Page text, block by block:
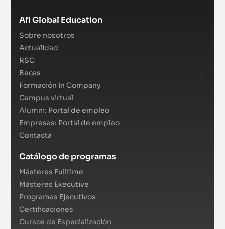
Afi Global Education
Sobre nosotros
Actualidad
RSC
Becas
Formación In Company
Campus virtual
Alumni: Portal de empleo
Empresas: Portal de empleo
Contacta
Catálogo de programas
Másteres Fulltime
Másteres Executive
Programas Ejecutivos
Certificaciones
Cursos de Especialización